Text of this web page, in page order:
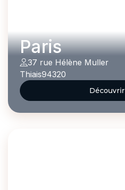
Paris
37 rue Hélène Muller
Thiais94320
Découvrir